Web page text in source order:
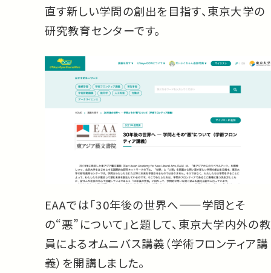
直す新しい学問の創出を目指す、東京大学の
研究教育センターです。
EAAでは「30年後の世界へ——学問とそ
の“悪”について」と題して、東京大学内外の教
員によるオムニバス講義（学術フロンティア講
義）を開講しました。